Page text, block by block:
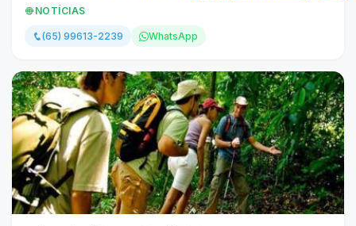
NOTÍCIAS
(65) 99613-2239 WhatsApp